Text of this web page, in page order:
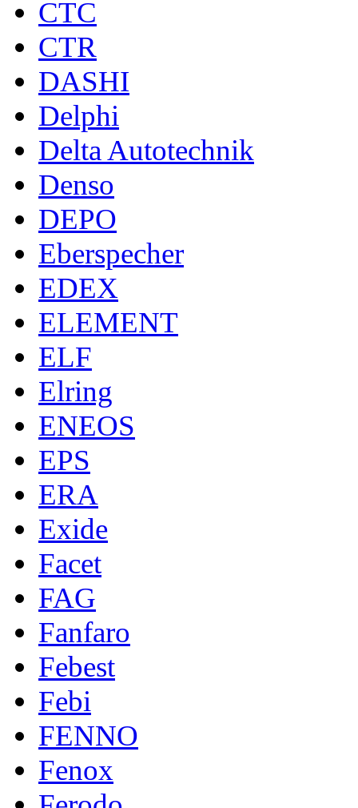
CTC
CTR
DASHI
Delphi
Delta Autotechnik
Denso
DEPO
Eberspecher
EDEX
ELEMENT
ELF
Elring
ENEOS
EPS
ERA
Exide
Facet
FAG
Fanfaro
Febest
Febi
FENNO
Fenox